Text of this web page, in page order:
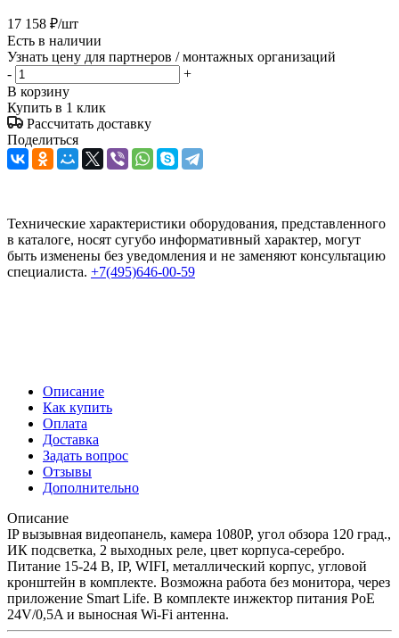
17 158 ₽/шт
Есть в наличии
Узнать цену для партнеров / монтажных организаций
-
+
В корзину
Купить в 1 клик
Рассчитать доставку
Поделиться
Технические характеристики оборудования, представленного
в каталоге, носят сугубо информативный характер, могут
быть изменены без уведомления и не заменяют консультацию
специалиста. +7(495)646-00-59
Описание
Как купить
Оплата
Доставка
Задать вопрос
Отзывы
Дополнительно
Описание
IP вызывная видеопанель, камера 1080P, угол обзора 120 град.,
ИК подсветка, 2 выходных реле, цвет корпуса-серебро.
Питание 15-24 В, IP, WIFI, металлический корпус, угловой
кронштейн в комплекте. Возможна работа без монитора, через
приложение Smart Life. В комплекте инжектор питания PoE
24V/0,5A и выносная Wi-Fi антенна.